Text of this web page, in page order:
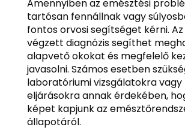
Amennyiben az emésztési
tartósan fennállnak vagy
fontos orvosi segítséget kérni.
végzett diagnózis segíthet
alapvető okokat és megfelelő
javasolni. Számos esetben
laboratóriumi vizsgálatokra
eljárásokra annak érdekében,
képet kapjunk az
állapotáról.